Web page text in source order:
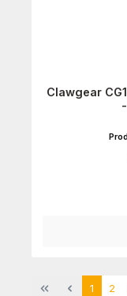
Clawgear
Seite
1 2